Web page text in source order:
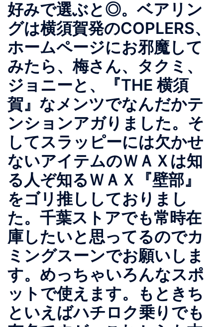
好みで選ぶと◎。ベアリン
グは横須賀発のCOPLERS、
ホームページにお邪魔して
みたら、梅さん、タクミ、
ジョニーと、『THE 横須
賀』なメンツでなんだかテ
ンションアガりました。そ
してスラッピーには欠かせ
ないアイテムのＷＡＸは知
る人ぞ知るＷＡＸ『壁部』
をゴリ推ししておりまし
た。千葉ストアでも常時在
庫したいと思ってるのでカ
ミングスーンでお願いしま
す。めっちゃいろんなスポ
ットで使えます。もときち
といえばハチロク乗りでも